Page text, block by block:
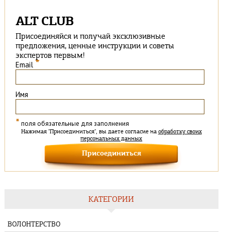
ALT CLUB
Присоединяйся и получай эксклюзивные
предложения, ценные инструкции и советы
экспертов первым!
Email *
Имя
* поля обязательные для заполнения
Нажимая "Присоединиться", вы даете согласие на обработку своих
персональных данных
КАТЕГОРИИ
ВОЛОНТЕРСТВО